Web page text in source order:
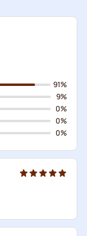
91%
9%
0%
0%
0%